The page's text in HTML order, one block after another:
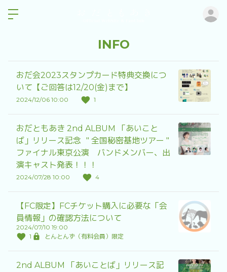
INFO
おだ会2023スタンプカード特典交換につ
いて【ご回答は12/20(金)まで】
2024/12/06 10:00 1
おだともあき 2nd ALBUM 「あいこと
ば」リリース記念 " 全国秘密基地ツアー "
ファイナル東京公演 バンドメンバー、出
演キャスト発表！！！
2024/07/28 10:00 4
【FC限定】FCチケット購入に必要な「会
員情報」の確認方法について
2024/07/10 19:00
1
とんとんず（有料会員）限定
2nd ALBUM 「あいことば」リリース記